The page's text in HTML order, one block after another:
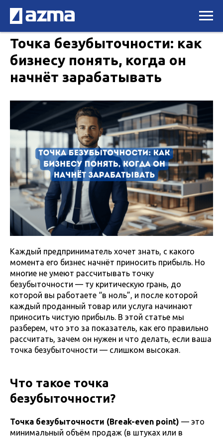
Точка безубыточности: как
бизнесу понять, когда он
начнёт зарабатывать
Каждый предприниматель хочет знать, с какого
момента его бизнес начнёт приносить прибыль. Но
многие не умеют рассчитывать точку
безубыточности — ту критическую грань, до
которой вы работаете “в ноль”, и после которой
каждый проданный товар или услуга начинают
приносить чистую прибыль. В этой статье мы
разберем, что это за показатель, как его правильно
рассчитать, зачем он нужен и что делать, если ваша
точка безубыточности — слишком высокая.
Что такое точка
безубыточности?
Точка безубыточности (Break-even point) — это
минимальный объём продаж (в штуках или в